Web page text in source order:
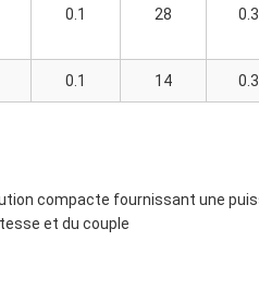
0.1 28 0.3
0.1 14 0.3